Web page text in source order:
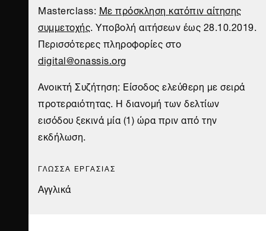
Masterclass: Με πρόσκληση κατόπιν αίτησης
συμμετοχής. Υποβολή αιτήσεων έως 28.10.2019.
Περισσότερες πληροφορίες στο
digital@onassis.org
Ανοικτή Συζήτηση: Είσοδος ελεύθερη με σειρά
προτεραιότητας. Η διανομή των δελτίων
εισόδου ξεκινά μία (1) ώρα πριν από την
εκδήλωση.
ΓΛΩΣΣΑ ΕΡΓΑΣΙΑΣ
Αγγλικά